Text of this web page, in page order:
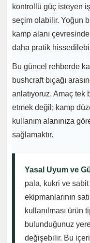
kontrollü güç isteyen
seçim olabilir. Yoğun
kamp alanı
daha pratik
Bu güncel rehberde
bushcraft bıçağı
anlatıyoruz. Amaç
etmek değil; kamp
kullanım alanınıza
sağlamaktır.
Yasal Uyum ve
pala, kukri ve
ekipmanlarının
kullanılması ürün
bulunduğunuz
değişebilir. Bu